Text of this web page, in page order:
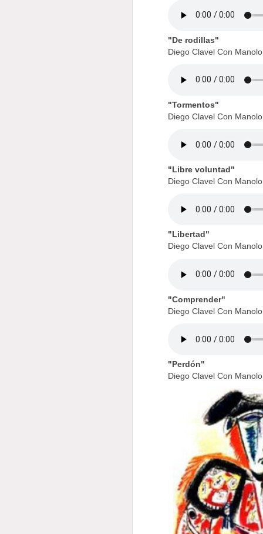
"De rodillas"
Diego Clavel Con
"Tormentos"
Diego Clavel Con
"Libre voluntad"
Diego Clavel Con
"Libertad"
Diego Clavel Con
"Comprender"
Diego Clavel Con
"Perdón"
Diego Clavel Con